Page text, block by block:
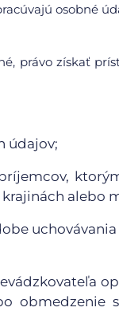
osobné
právo získať
údajov;
alebo
obmedzenie